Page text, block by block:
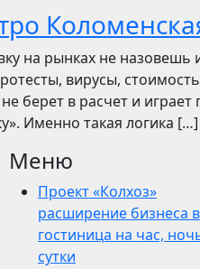
на рынках не назовешь
вирусы, стоимость
берет в расчет и играет
Именно такая логика […]
Меню
Проект «Колхоз»
расширение бизнеса
гостиница на час,
сутки